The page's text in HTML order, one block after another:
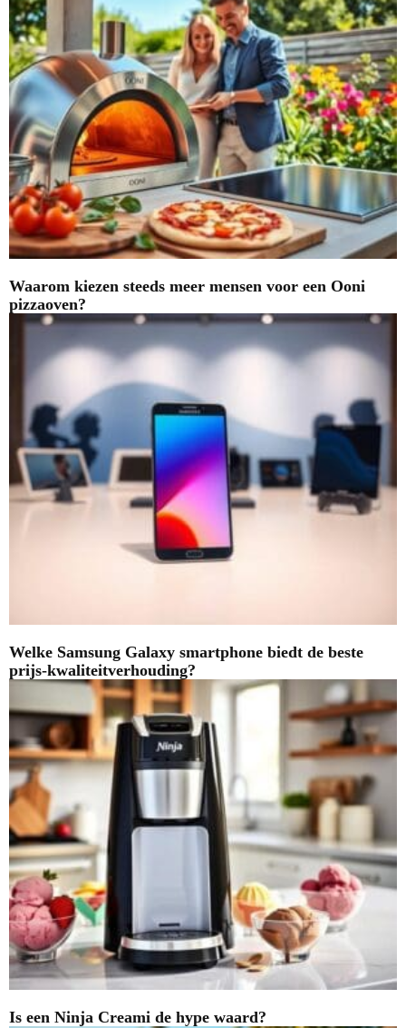
Waarom kiezen steeds meer mensen voor een Ooni
pizzaoven?
Welke Samsung Galaxy smartphone biedt de beste
prijs-kwaliteitverhouding?
Is een Ninja Creami de hype waard?